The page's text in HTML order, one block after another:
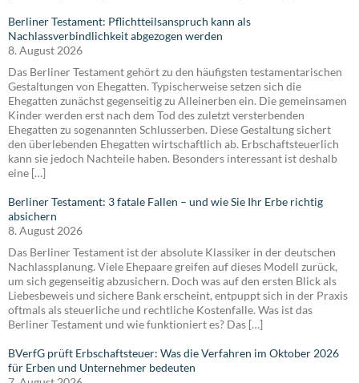
Berliner Testament: Pflichtteilsanspruch kann als
Nachlassverbindlichkeit abgezogen werden
8. August 2026
Das Berliner Testament gehört zu den häufigsten testamentarischen
Gestaltungen von Ehegatten. Typischerweise setzen sich die
Ehegatten zunächst gegenseitig zu Alleinerben ein. Die gemeinsamen
Kinder werden erst nach dem Tod des zuletzt versterbenden
Ehegatten zu sogenannten Schlusserben. Diese Gestaltung sichert
den überlebenden Ehegatten wirtschaftlich ab. Erbschaftsteuerlich
kann sie jedoch Nachteile haben. Besonders interessant ist deshalb
eine […]
Berliner Testament: 3 fatale Fallen – und wie Sie Ihr Erbe richtig
absichern
8. August 2026
Das Berliner Testament ist der absolute Klassiker in der deutschen
Nachlassplanung. Viele Ehepaare greifen auf dieses Modell zurück,
um sich gegenseitig abzusichern. Doch was auf den ersten Blick als
Liebesbeweis und sichere Bank erscheint, entpuppt sich in der Praxis
oftmals als steuerliche und rechtliche Kostenfalle. Was ist das
Berliner Testament und wie funktioniert es? Das […]
BVerfG prüft Erbschaftsteuer: Was die Verfahren im Oktober 2026
für Erben und Unternehmer bedeuten